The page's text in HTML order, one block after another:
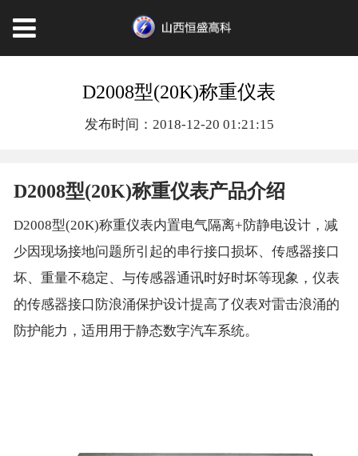
D2008型(20K)称重仪表
发布时间：2018-12-20 01:21:15
D2008型(20K)称重仪表产品介绍
D2008型(20K)称重仪表内置电气隔离+防静电设计，减
少因现场接地问题所引起的串行接口损坏、传感器接口
坏、重量不稳定、与传感器通讯时好时坏等现象，仪表
的传感器接口防浪涌保护设计提高了仪表对雷击浪涌的
防护能力，适用用于静态数字汽车系统。